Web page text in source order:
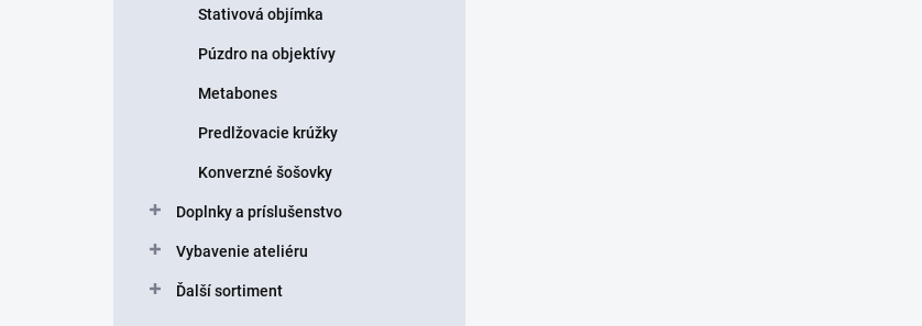
Stativová objímka
Púzdro na objektívy
Metabones
Predlžovacie krúžky
Konverzné šošovky
Doplnky a príslušenstvo
Vybavenie ateliéru
Ďalší sortiment